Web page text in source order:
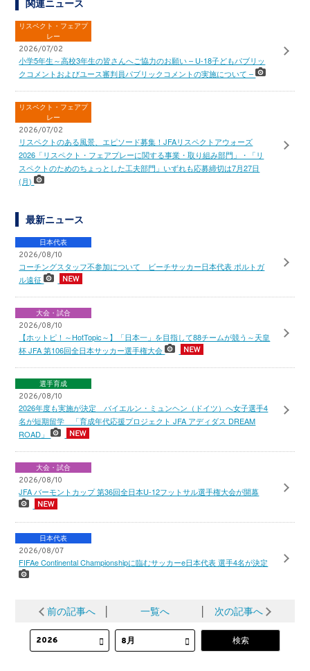
関連ニュース
リスペクト・フェアプ
レー
2026/07/02
小学5年生～高校3年生の皆さんへご協力のお願い – U-18子どもパブリッ
クコメントおよびユース審判員パブリックコメントの実施について –
リスペクト・フェアプ
レー
2026/07/02
リスペクトのある風景、エピソード募集！JFAリスペクトアウォーズ
2026「リスペクト・フェアプレーに関する事業・取り組み部門」・「リ
スペクトのためのちょっとした工夫部門」いずれも応募締切は7月27日
(月)
最新ニュース
日本代表
2026/08/10
コーチングスタッフ不参加について ビーチサッカー日本代表 ポルトガ
ル遠征
大会・試合
2026/08/10
【ホットピ！～HotTopic～】「日本一」を目指して88チームが競う～天皇
杯 JFA 第106回全日本サッカー選手権大会
選手育成
2026/08/10
2026年度も実施が決定 バイエルン・ミュンヘン（ドイツ）へ女子選手4
名が短期留学 「育成年代応援プロジェクト JFA アディダス DREAM
ROAD」
大会・試合
2026/08/10
JFA バーモントカップ 第36回全日本U-12フットサル選手権大会が開幕
日本代表
2026/08/07
FIFAe Continental Championshipに臨むサッカーe日本代表 選手4名が決定
前の記事へ 一覧へ 次の記事へ